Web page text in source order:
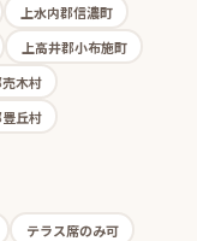
上水内郡信濃町
上高井郡小布施町
木村
丘村
テラス席のみ可